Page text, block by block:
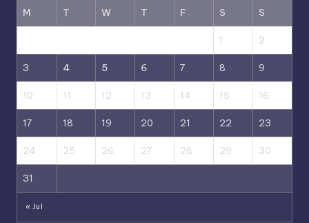
M T W T F S S
1 2
3 4 5 6 7 8 9
10 11 12 13 14 15 16
17 18 19 20 21 22 23
24 25 26 27 28 29 30
31
« Jul